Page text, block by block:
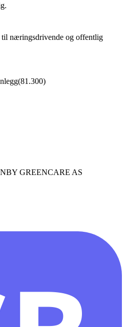
til næringsdrivende og offentlig
(81.300)
GREENCARE AS